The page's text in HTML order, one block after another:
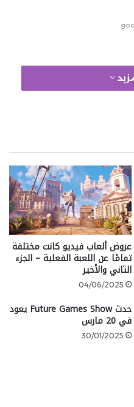
”تلميحات ذكية إلى اللعبة
تم التأكيد أيضًا على أن شقة Wood Side Apartment
وشقة Blue Creek Apartment قد تغيرت ”بشكل كبير“ عن
والعناصر، والألغاز في
على قدامى اللاعبين في
ما إذا كان هذا ينطبق على
إليكم 21 معلومة جديدة عن ريميك Silent Hill 2 من
صعوبة منفصلة للمعارك
بالمستوى المناسب لك
جيمس ممتاز ينجح في
ليست “سريعة” أو
100% وذلك لأن المعارك ليست تركيز
عروض ألعاب فيديو كانت مختلفة
تمامًا عن اللعبة الفعلية – الجزء
الثاني والأخير
04/06/2025
حدث Future Games Show يعود
في 20 مارس
30/01/2025